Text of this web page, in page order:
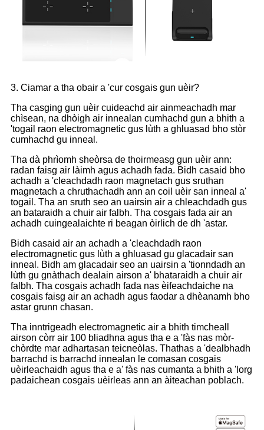
3. Ciamar a tha obair a 'cur cosgais gun uèir?
Tha casging gun uèir cuideachd air ainmeachadh mar
chìsean, na dhòigh air innealan cumhachd gun a bhith a
'togail raon electromagnetic gus lùth a ghluasad bho stòr
cumhachd gu inneal.
Tha dà phrìomh sheòrsa de thoirmeasg gun uèir ann:
radan faisg air làimh agus achadh fada. Bidh casaid bho
achadh a 'cleachdadh raon magnetach gus sruthan
magnetach a chruthachadh ann an coil uèir san inneal a'
togail. Tha an sruth seo an uairsin air a chleachdadh gus
an bataraidh a chuir air falbh. Tha cosgais fada air an
achadh cuingealaichte ri beagan òirlich de dh 'astar.
Bidh casaid air an achadh a 'cleachdadh raon
electromagnetic gus lùth a ghluasad gu glacadair san
inneal. Bidh am glacadair seo an uairsin a 'tionndadh an
lùth gu gnàthach dealain airson a' bhataraidh a chuir air
falbh. Tha cosgais achadh fada nas èifeachdaiche na
cosgais faisg air an achadh agus faodar a dhèanamh bho
astar grunn chasan.
Tha inntrigeadh electromagnetic air a bhith timcheall
airson còrr air 100 bliadhna agus tha e a 'fàs nas mòr-
chòrdte mar adhartasan teicneòlas. Thathas a 'dealbhadh
barrachd is barrachd innealan le comasan cosgais
uèirleachaidh agus tha e a' fàs nas cumanta a bhith a 'lorg
padaichean cosgais uèirleas ann an àiteachan poblach.